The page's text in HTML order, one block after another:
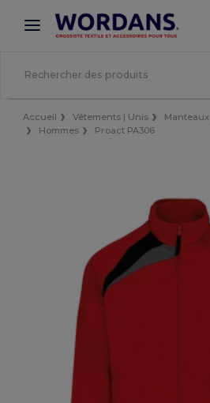
× Appli Wordans
Meilleurs prix sur l’app !
Accueil Vêtements | Unis Manteaux
Hommes
Proact PA306